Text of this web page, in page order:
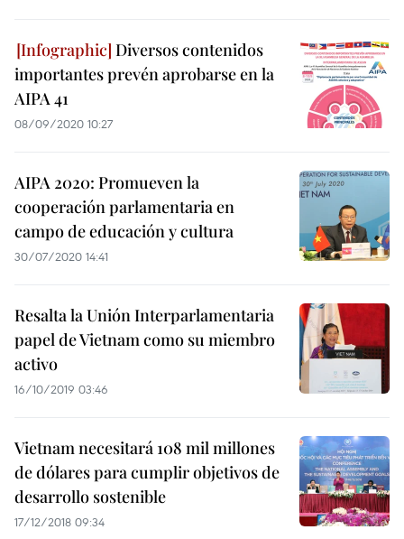
Diversos contenidos
importantes prevén aprobarse en la
AIPA 41
08/09/2020 10:27
AIPA 2020: Promueven la
cooperación parlamentaria en
campo de educación y cultura
30/07/2020 14:41
Resalta la Unión Interparlamentaria
papel de Vietnam como su miembro
activo
16/10/2019 03:46
Vietnam necesitará 108 mil millones
de dólares para cumplir objetivos de
desarrollo sostenible
17/12/2018 09:34